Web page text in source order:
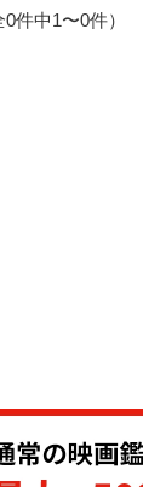
件中1〜0件）